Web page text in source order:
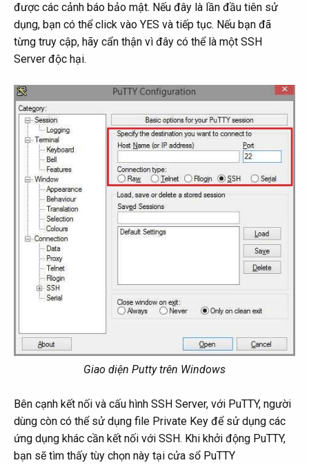
được các cảnh báo bảo mật. Nếu đây là lần đầu tiên sử
dụng, bạn có thể click vào YES và tiếp tục. Nếu bạn đã
từng truy cập, hãy cẩn thận vì đây có thể là một SSH
Server độc hại.
Giao diện Putty trên Windows
Bên cạnh kết nối và cấu hình SSH Server, với PuTTY, người
dùng còn có thể sử dụng file Private Key để sử dụng các
ứng dụng khác cần kết nối với SSH. Khi khởi động PuTTY,
bạn sẽ tìm thấy tùy chọn này tại cửa sổ PuTTY